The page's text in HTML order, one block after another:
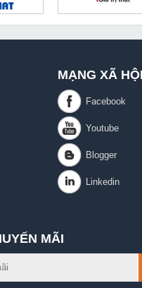
MẠNG XÃ HỘI
MÃI